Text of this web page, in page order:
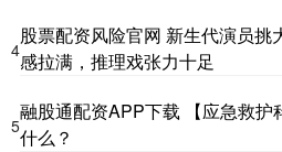
4
股票配资风险官网 新生代演员
感拉满，推理戏张力十足
5
融股通配资APP下载 【应急救护
什么？